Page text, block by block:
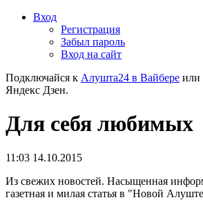
Вход
Регистрация
Забыл пароль
Вход на сайт
Подключайся к Алушта24 в Вайбере или
Яндекс Дзен.
Для себя любимых
11:03 14.10.2015
Из свежих новостей. Насыщенная
газетная и милая статья в "Новой